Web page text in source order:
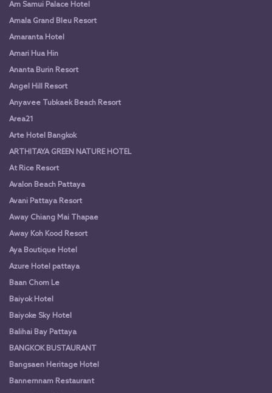
Am Samui Palace Hotel
Amala Grand Bleu Resort
Amaranta Hotel
Amari Hua Hin
Ananta Burin Resort
Angel Hill Resort
Anyavee Tubkaek Beach Resort
Area21
Arte Hotel Bangkok
ARTHITAYA GREEN NATURE HOTEL
At Rice Resort
Avalon Beach Pattaya
Avani Pattaya Resort
Away Chiang Mai Thapae
Away Koh Kood Resort
Aya Boutique Hotel
Azure Hotel pattaya
Baan Chom Le
Baiyok Hotel
Baiyoke Sky Hotel
Balihai Bay Pattaya
BANGKOK BUSTAURANT
Bangsaen Heritage Hotel
Bannernnam Restaurant